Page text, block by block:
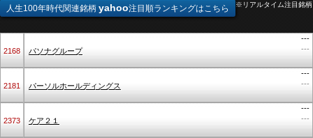
人生100年時代関連銘柄 yahoo注目順ランキングはこちら ※リアルタイム注目銘柄
2168 パソナグループ
---
---
2181 パーソルホールディングス
---
---
2373 ケア２１
---
---